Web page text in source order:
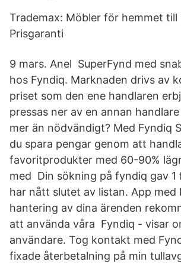
Trademax: Möbler för hemmet till
Prisgaranti
9 mars. Anel SuperFynd med
hos Fyndiq. Marknaden drivs av
priset som den ene handlaren
pressas ner av en annan
mer än nödvändigt? Med Fyndiq
du spara pengar genom att
favoritprodukter med 60-90%
med Din sökning på fyndiq gav 1
har nått slutet av listan. App med
hantering av dina ärenden
att använda våra Fyndiq - visar
användare. Tog kontakt med
fixade återbetalning på min